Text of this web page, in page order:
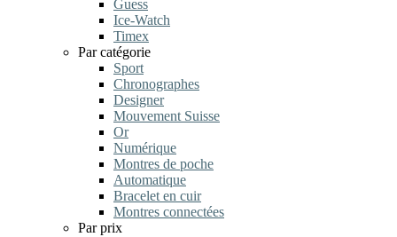
Guess
Ice-Watch
Timex
Par catégorie
Sport
Chronographes
Designer
Mouvement Suisse
Or
Numérique
Montres de poche
Automatique
Bracelet en cuir
Montres connectées
Par prix